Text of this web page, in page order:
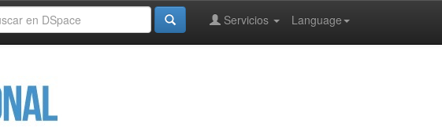
Language
Servicios